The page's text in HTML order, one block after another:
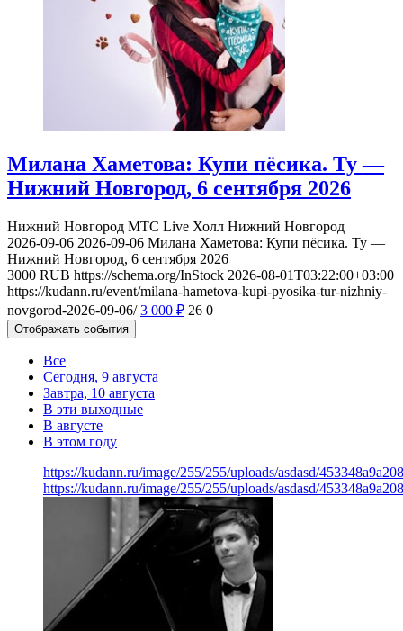
Милана Хаметова: Купи пёсика. Ту —
Нижний Новгород, 6 сентября 2026
Нижний Новгород МТС Live Холл Нижний Новгород
2026-09-06 2026-09-06 Милана Хаметова: Купи пёсика. Ту —
Нижний Новгород, 6 сентября 2026
3000 RUB https://schema.org/InStock 2026-08-01T03:22:00+03:00
https://kudann.ru/event/milana-hametova-kupi-pyosika-tur-nizhniy-
novgorod-2026-09-06/ 3 000 ₽ 26 0
Отображать события
Все
Сегодня, 9 августа
Завтра, 10 августа
В эти выходные
В августе
В этом году
https://kudann.ru/image/255/255/uploads/asdasd/
https://kudann.ru/image/255/255/uploads/asdasd/